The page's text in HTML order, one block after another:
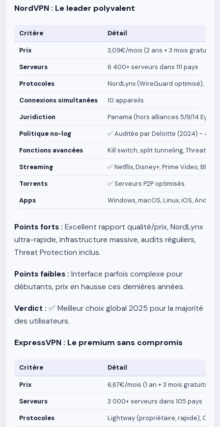
NordVPN : Le leader polyvalent
Critère Détail
Prix
3,09€/mois (2 ans + 3 mois gratuits)
Serveurs
6 400+ serveurs dans 111 pays
Protocoles
NordLynx (WireGuard optimisé),
Connexions simultanées
10 appareils
Juridiction
Panama (hors alliances 5/9/14 Eyes)
Politique no-log
✅ Auditée par Deloitte (2024) -
Fonctions avancées
Kill switch, split tunneling, Threat
Streaming
✅ Netflix, Disney+, Prime Video, BBC
Torrents
✅ Serveurs P2P optimisés
Apps
Windows, macOS, Linux, iOS,
Points forts : Excellent rapport qualité/prix, NordLynx
ultra-rapide, infrastructure massive, audits réguliers,
Threat Protection inclus.
Points faibles : Interface parfois complexe pour
débutants, prix en hausse ces dernières années.
Verdict : ✅ Meilleur choix global 2025 pour la majorité
des utilisateurs.
ExpressVPN : Le premium sans compromis
Critère Détail
Prix
6,67€/mois (1 an + 3 mois gratuits) |
Serveurs
3 000+ serveurs dans 105 pays
Protocoles
Lightway (propriétaire, rapide),